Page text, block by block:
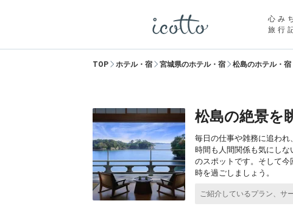
心み
旅行
TOP ホテル・宿 宮城県のホテル・宿 松島のホテル・宿
松島の絶景を
毎日の仕事や雑務に追われ
時間も人間関係も気にし
のスポットです。そして
時を過ごしましょう。